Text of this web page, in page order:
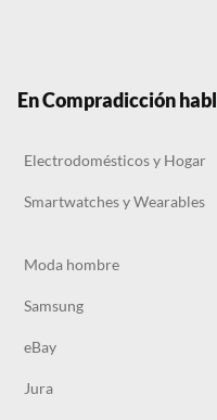
En Compradicción
Electrodomésticos y Hogar
Smartwatches y Wearables
Moda hombre
Samsung
eBay
Jura